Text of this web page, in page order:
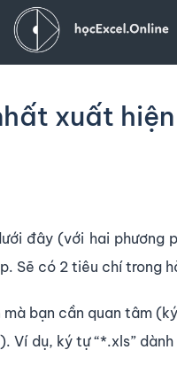
xuất
đây (với hai
Sẽ có 2 tiêu chí trong
bạn cần quan tâm
Ví dụ, ký tự “*.xls”